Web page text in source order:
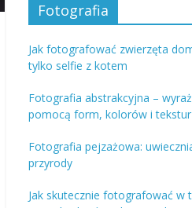
Fotografia
Jak fotografować zwierzęta
tylko selfie z kotem
Fotografia abstrakcyjna –
pomocą form, kolorów i tekstur
Fotografia pejzażowa:
przyrody
Jak skutecznie fotografować w